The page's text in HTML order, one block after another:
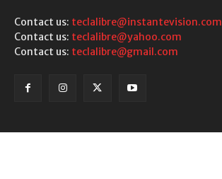
Contact us: teclalibre@instantevision.com
Contact us: teclalibre@yahoo.com
Contact us: teclalibre@gmail.com